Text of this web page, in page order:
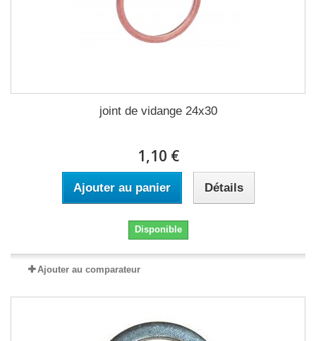
joint de vidange 24x30
1,10 €
Ajouter au panier Détails
Disponible
Ajouter au comparateur